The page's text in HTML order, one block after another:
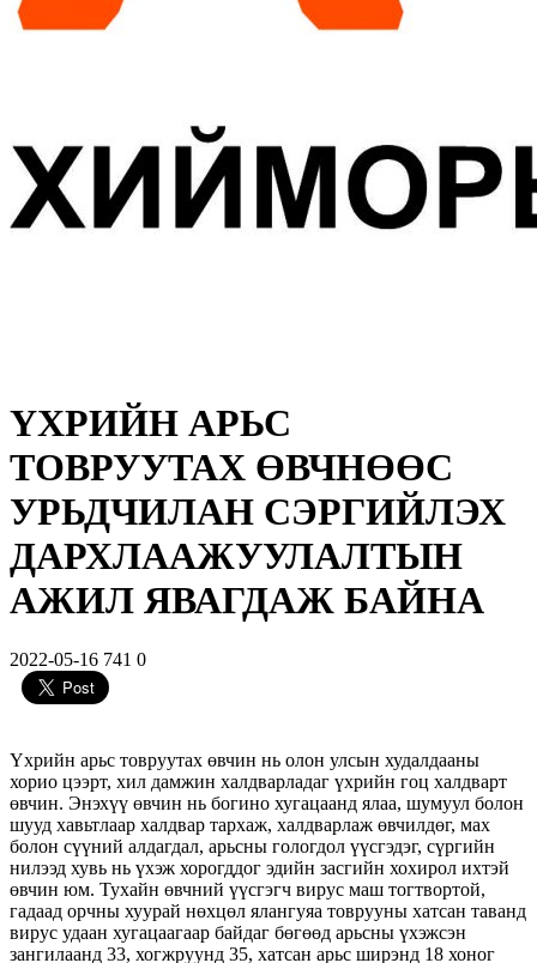
ҮХРИЙН АРЬС
ТОВРУУТАХ ӨВЧНӨӨС
УРЬДЧИЛАН СЭРГИЙЛЭХ
ДАРХЛААЖУУЛАЛТЫН
АЖИЛ ЯВАГДАЖ БАЙНА
2022-05-16 741 0
Үхрийн арьс товруутах өвчин нь олон улсын худалдааны
хорио цээрт, хил дамжин халдварладаг үхрийн гоц халдварт
өвчин. Энэхүү өвчин нь богино хугацаанд ялаа, шумуул болон
шууд хавьтлаар халдвар тархаж, халдварлаж өвчилдөг, мах
болон сүүний алдагдал, арьсны гологдол үүсгэдэг, сүргийн
нилээд хувь нь үхэж хорогддог эдийн засгийн хохирол ихтэй
өвчин юм. Тухайн өвчний үүсгэгч вирус маш тогтвортой,
гадаад орчны хуурай нөхцөл ялангуяа товрууны хатсан таванд
вирус удаан хугацаагаар байдаг бөгөөд арьсны үхэжсэн
зангилаанд 33, хогжруунд 35, хатсан арьс ширэнд 18 хоног